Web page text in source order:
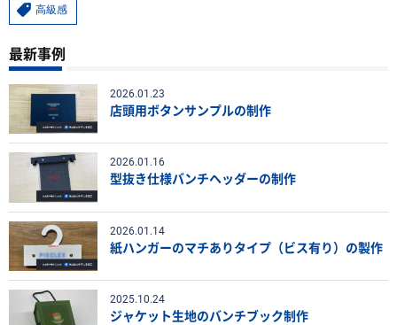
高級感
最新事例
2026.01.23
店頭用ボタンサンプルの制作
2026.01.16
型抜き仕様バンチヘッダーの制作
2026.01.14
紙ハンガーのマチありタイプ（ビス有り）の製作
2025.10.24
ジャケット生地のバンチブック制作